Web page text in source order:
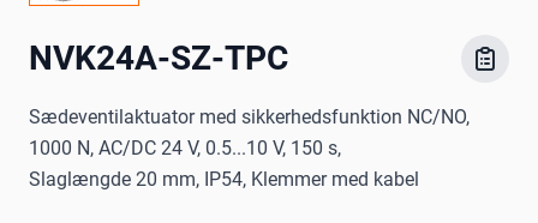
NVK24A-SZ-TPC
Sædeventilaktuator med sikkerhedsfunktion NC/NO,
1000 N, AC/DC 24 V, 0.5...10 V, 150 s,
Slaglængde 20 mm, IP54, Klemmer med kabel